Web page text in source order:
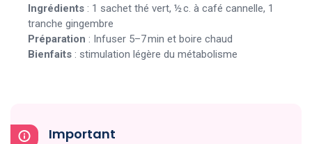
Ingrédients : 1 sachet thé vert, ½ c. à café cannelle, 1
tranche gingembre
Préparation : Infuser 5–7 min et boire chaud
Bienfaits : stimulation légère du métabolisme
Important